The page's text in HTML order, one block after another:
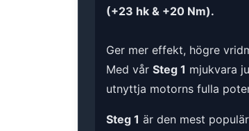
(+23 hk & +20 Nm).
Ger mer effekt, högre
Med vår Steg 1 mjukvara
utnyttja motorns fulla
Steg 1 är den mest